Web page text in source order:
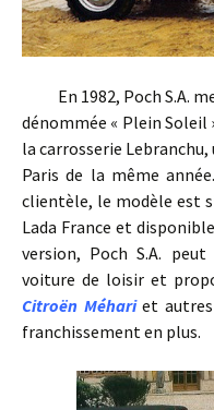
En 1982, Poch S.A.
dénommée « Plein
la carrosserie
Paris de la même
clientèle, le modèle est
Lada France et
version, Poch S.A.
voiture de loisir et
Citroën Méhari et autres
franchissement en plus.